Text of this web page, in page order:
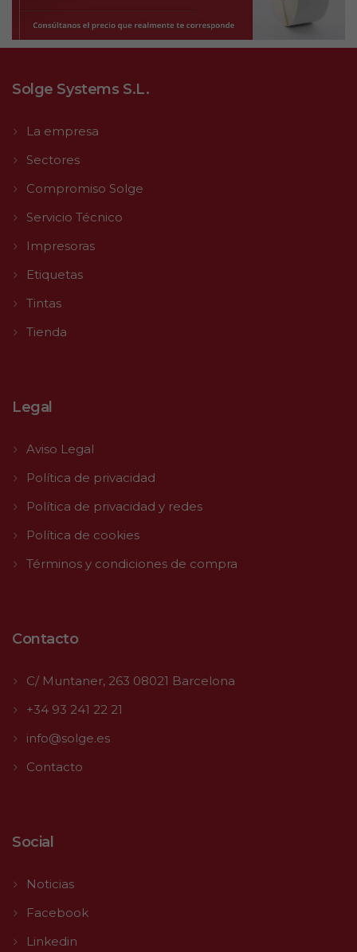
Solge Systems S.L.
La empresa
Sectores
Compromiso Solge
Servicio Técnico
Impresoras
Etiquetas
Tintas
Tienda
Legal
Aviso Legal
Política de privacidad
Política de privacidad y redes
Política de cookies
Términos y condiciones de compra
Contacto
C/ Muntaner, 263 08021 Barcelona
+34 93 241 22 21
info@solge.es
Contacto
Social
Noticias
Facebook
Linkedin